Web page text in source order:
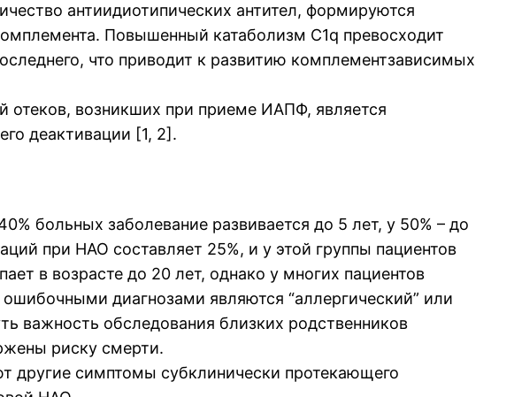
антиидиотипических антител, формируются
Повышенный катаболизм С1q превосходит
что приводит к развитию комплементзависимых
отеков, возникших при приеме ИАПФ, является
деактивации [1, 2].
больных заболевание развивается до 5 лет, у 50% – до
при НАО составляет 25%, и у этой группы пациентов
в возрасте до 20 лет, однако у многих пациентов
диагнозами являются “аллергический” или
важность обследования близких родственников
риску смерти.
другие симптомы субклинически протекающего